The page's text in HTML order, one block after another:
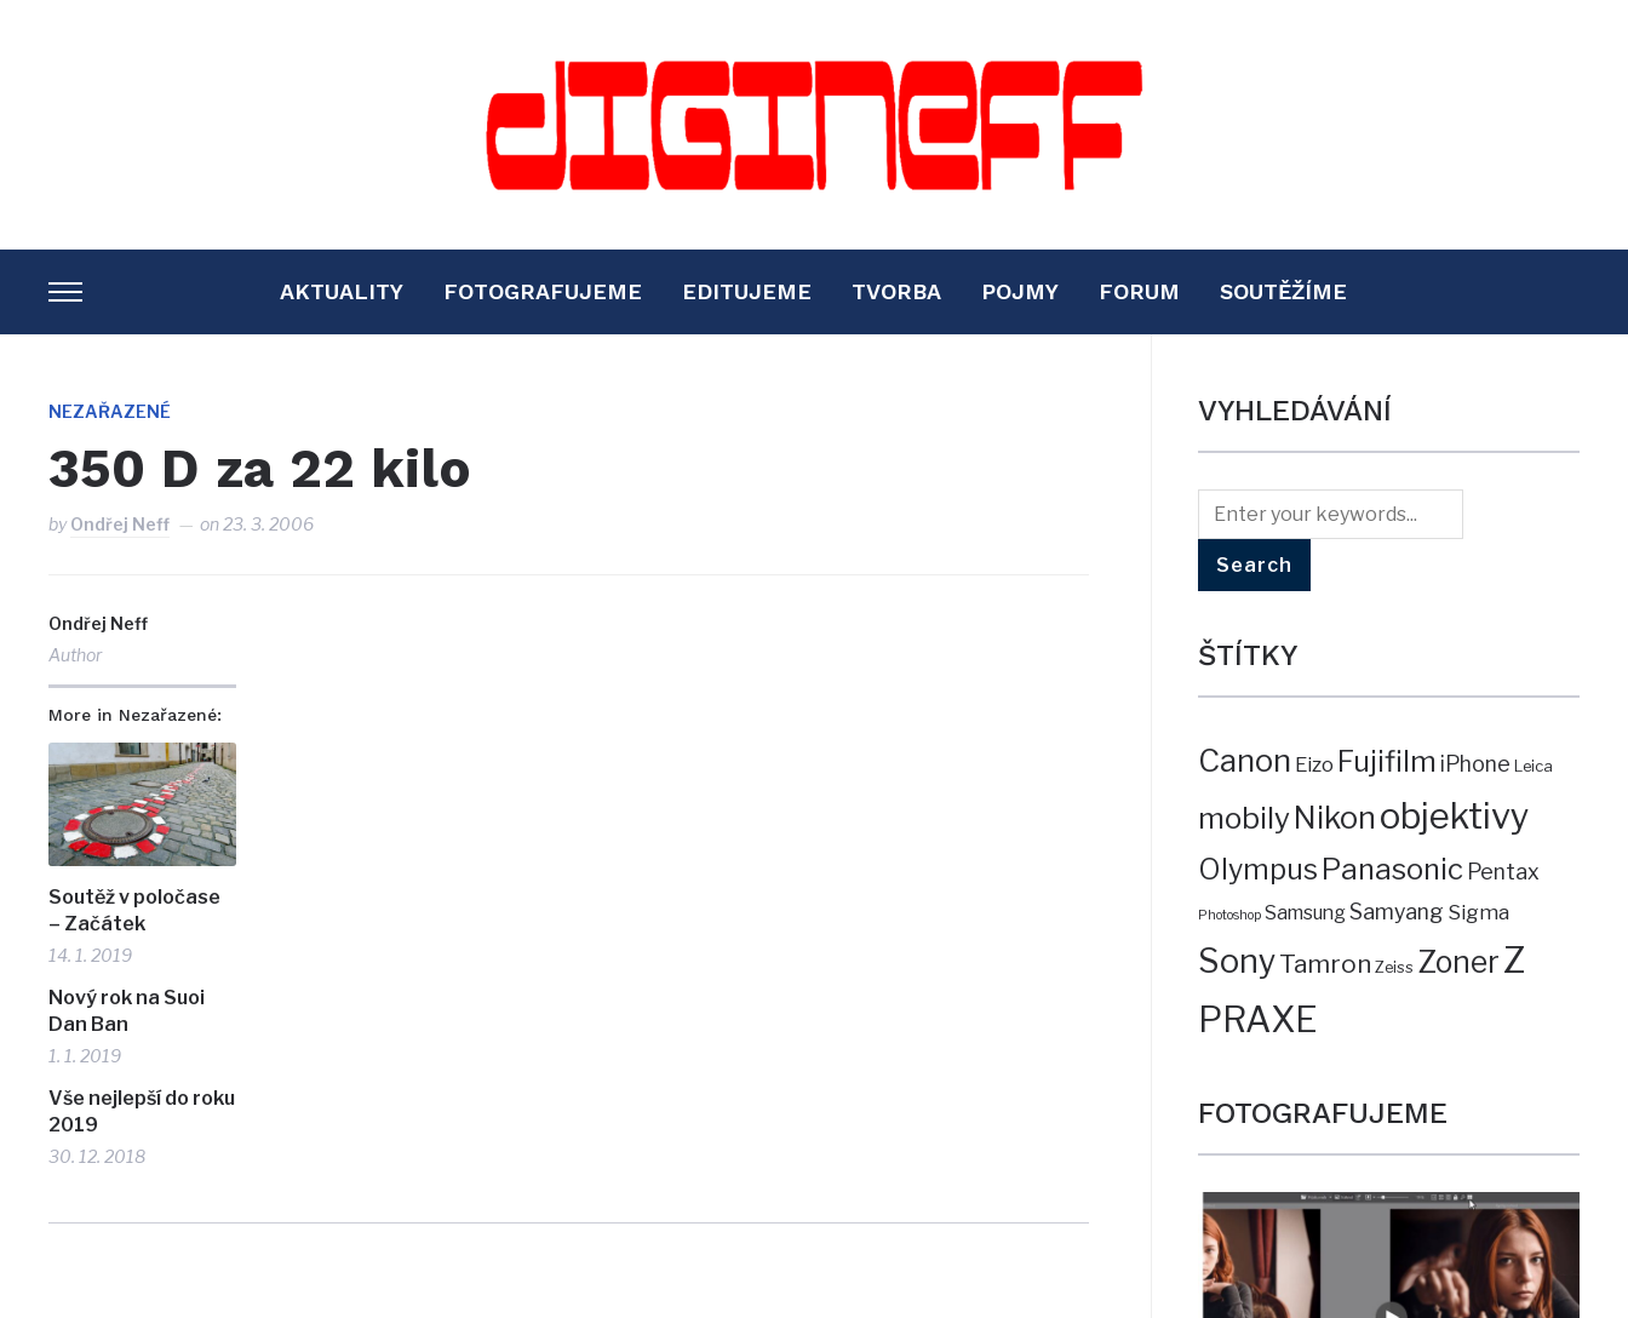
TOGGLE
SIDEBAR
NAVIGATION
AKTUALITY FOTOGRAFUJEME EDITUJEME TVORBA POJMY FORUM SOUTĚŽÍME
NEZAŘAZENÉ
350 D za 22 kilo
byOndřej Neff on23. 3. 2006
Ondřej Neff
Author
More in Nezařazené:
Soutěž v poločase
– Začátek
14. 1. 2019
Nový rok na Suoi
Dan Ban
1. 1. 2019
Vše nejlepší do roku
2019
30. 12. 2018
VYHLEDÁVÁNÍ
ŠTÍTKY
Canon Eizo Fujifilm iPhone Leica
mobilyNikon objektivy
Olympus Panasonic Pentax
Photoshop SamsungSamyang Sigma
SonyTamron Zeiss ZonerZ
PRAXE
FOTOGRAFUJEME